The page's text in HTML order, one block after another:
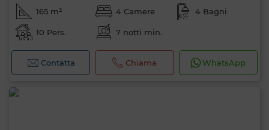
165 m² 4 Camere 4 Bagni
10 Pers. 7 notti min.
Contatta Chiama WhatsApp